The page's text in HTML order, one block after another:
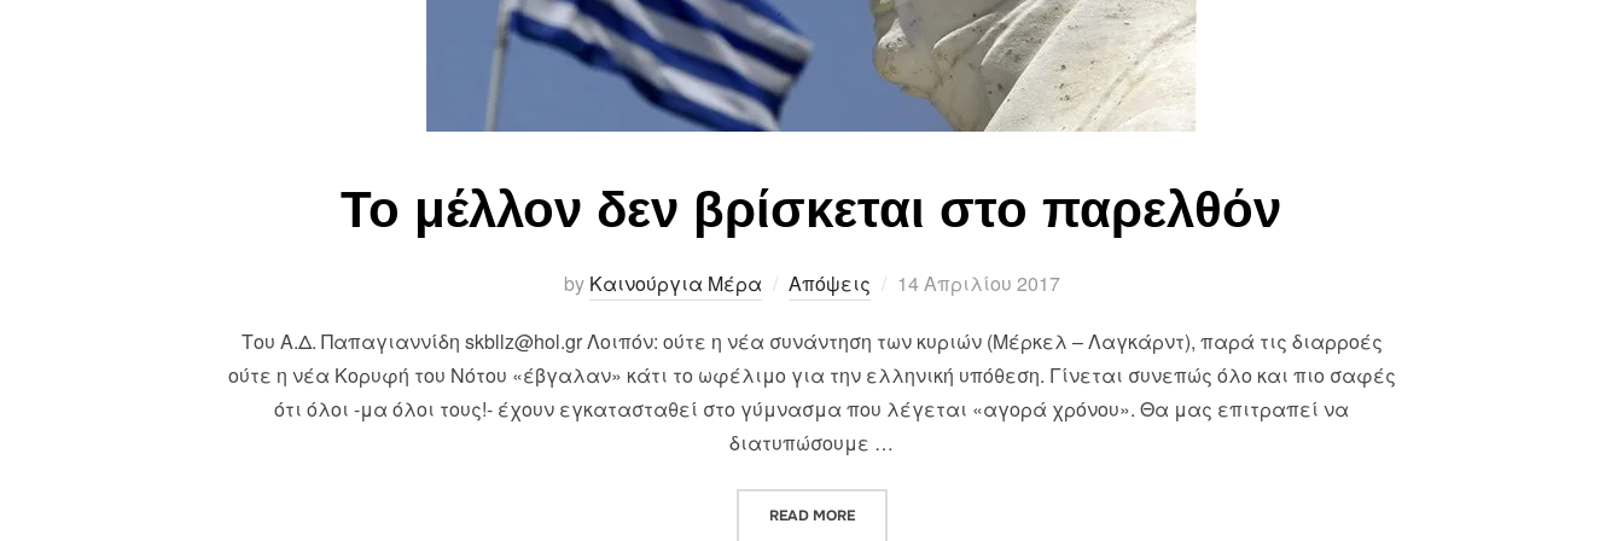
Το μέλλον δεν βρίσκεται στο παρελθόν
by Καινούργια Μέρα Απόψεις
Posted
14 Απριλίου 2017
Του Α.Δ. Παπαγιαννίδη skbllz@hol.gr Λοιπόν: ούτε η νέα συνάντηση των κυριών (Μέρκελ – Λαγκάρντ), παρά τις διαρροές
ούτε η νέα Κορυφή του Νότου «έβγαλαν» κάτι το ωφέλιμο για την ελληνική υπόθεση. Γίνεται συνεπώς όλο και πιο σαφές
ότι όλοι -μα όλοι τους!- έχουν εγκατασταθεί στο γύμνασμα που λέγεται «αγορά χρόνου». Θα μας επιτραπεί να
διατυπώσουμε …
READ MORE“ΤΟ ΜΕΛΛΟΝ ΔΕΝ ΒΡΙΣΚΕΤΑΙ ΣΤΟ ΠΑΡΕΛΘΟΝ”